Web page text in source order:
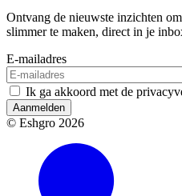
Ontvang de nieuwste inzichten
slimmer te maken, direct in je
E-mailadres
Ik ga akkoord met de
Aanmelden
© Eshgro 2026
Socials